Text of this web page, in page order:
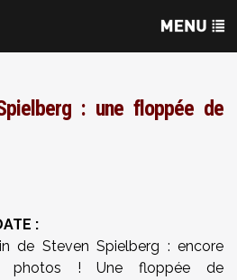
: une floppée de
:
de Steven Spielberg : encore
photos ! Une floppée de